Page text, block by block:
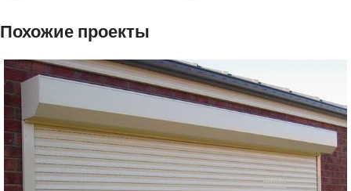
Похожие проекты